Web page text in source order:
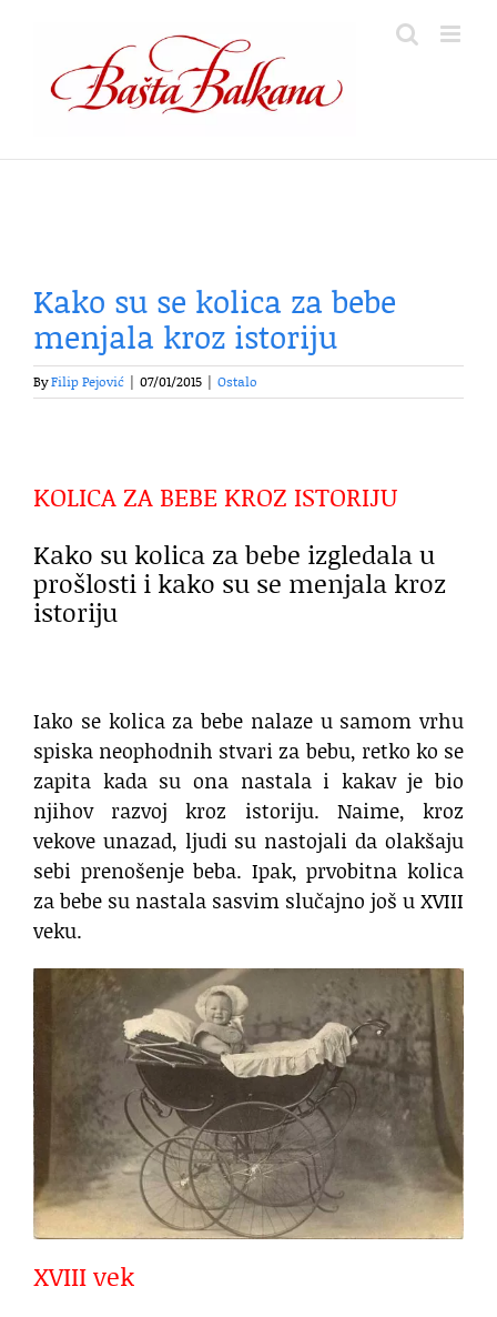
content
Kako su se kolica za bebe
menjala kroz istoriju
ByFilip Pejović 07/01/2015 Ostalo
KOLICA ZA BEBE KROZ ISTORIJU
Kako su kolica za bebe izgledala u
prošlosti i kako su se menjala kroz
istoriju
Iako se kolica za bebe nalaze u samom vrhu
spiska neophodnih stvari za bebu, retko ko se
zapita kada su ona nastala i kakav je bio
njihov razvoj kroz istoriju. Naime, kroz
vekove unazad, ljudi su nastojali da olakšaju
sebi prenošenje beba. Ipak, prvobitna kolica
za bebe su nastala sasvim slučajno još u XVIII
veku.
XVIII vek